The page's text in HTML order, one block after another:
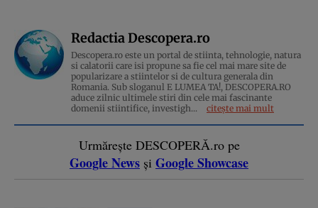
Redactia Descopera.ro
Descopera.ro este un portal de stiinta, tehnologie, natura
si calatorii care isi propune sa fie cel mai mare site de
popularizare a stiintelor si de cultura generala din
Romania. Sub sloganul E LUMEA TA!, DESCOPERA.RO
aduce zilnic ultimele stiri din cele mai fascinante
domenii stiintifice, investigh...
citește mai mult
Urmărește DESCOPERĂ.ro pe
Google News și Google Showcase